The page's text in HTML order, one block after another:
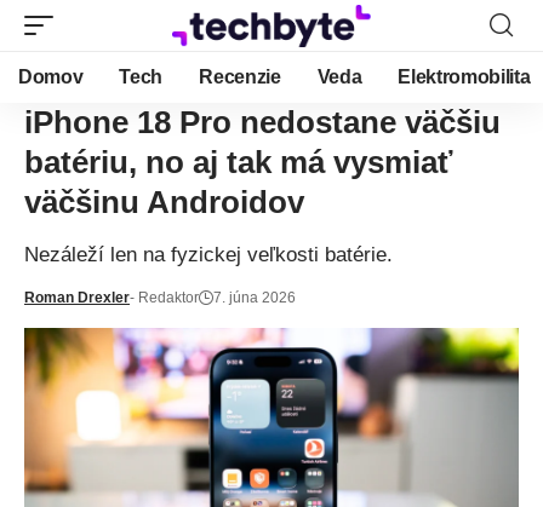
Domov Tech Recenzie Veda Elektromobilita
iPhone 18 Pro nedostane väčšiu
batériu, no aj tak má vysmiať
väčšinu Androidov
Nezáleží len na fyzickej veľkosti batérie.
Roman Drexler- Redaktor 7. júna 2026